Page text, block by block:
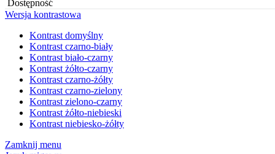
Dostępność
Wersja kontrastowa
Kontrast domyślny
Kontrast czarno-biały
Kontrast biało-czarny
Kontrast żółto-czarny
Kontrast czarno-żółty
Kontrast czarno-zielony
Kontrast zielono-czarny
Kontrast żółto-niebieski
Kontrast niebiesko-żółty
Zamknij menu